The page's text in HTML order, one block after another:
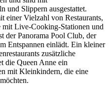
und Slippern ausgestattet.
einer Vielzahl von Restaurants,
mit Live-Cooking-Stationen und
Panorama Pool Club, der
Entspannen einlädt. Ein kleiner
zusätzliche
die Queen Anne ein
mit Kleinkindern, die eine